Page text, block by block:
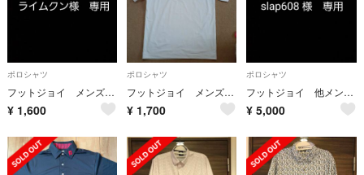
ポロシャツ
フットジョイ メンズ ポロシャツ
¥ 1,600
ポロシャツ
フットジョイ メンズ ポロシャツ
¥ 1,700
ポロシャツ
フットジョイ 他メンズ ポロシャツ 計3枚
¥ 5,000